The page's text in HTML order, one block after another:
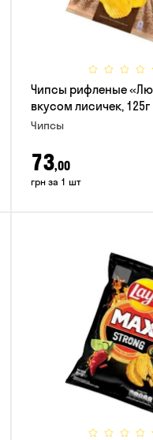
Чипсы рифленые
вкусом лисичек, 125г
Чипсы
73,00
грн за 1 шт